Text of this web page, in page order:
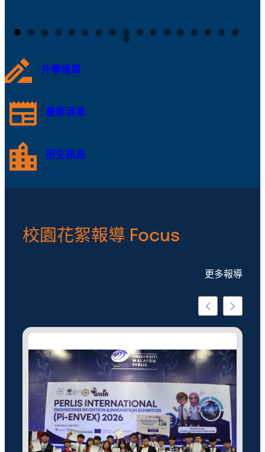
升學榜單
最新消息
招生訊息
校園花絮報導 Focus
更多報導